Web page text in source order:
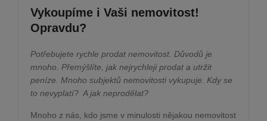
Vykoupíme i Vaši nemovitost!
Opravdu?
Potřebujete rychle prodat nemovitost. Důvodů je
mnoho. Přemýšlíte, jak nejrychleji prodat a utržit
peníze. Mnoho subjektů nemovitosti vykupuje. Kdy se
to nevyplatí? A jak neprodělat?
Mnoho z nás, kdo jsme v minulosti nějakou nemovitost